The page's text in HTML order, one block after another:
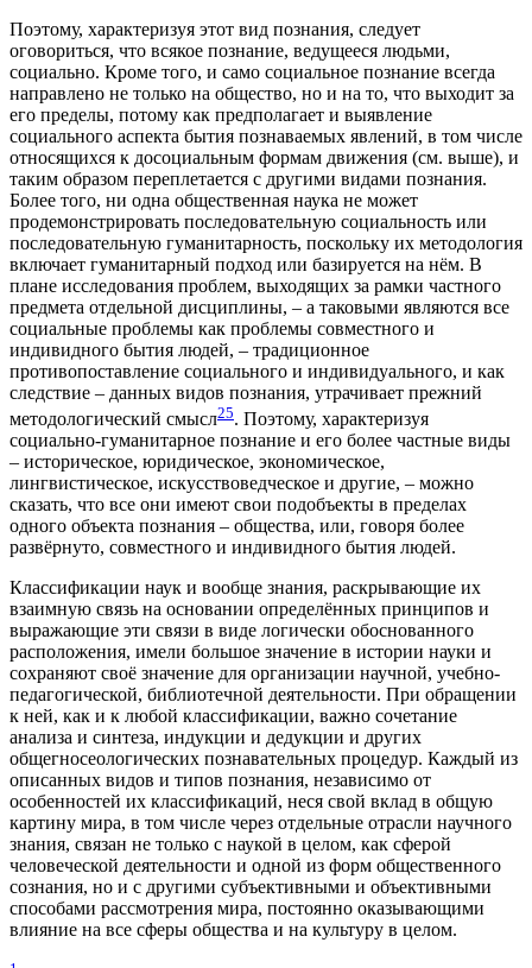
Поэтому, характеризуя этот вид познания, следует
оговориться, что всякое познание, ведущееся людьми,
социально. Кроме того, и само социальное познание всегда
направлено не только на общество, но и на то, что выходит за
его пределы, потому как предполагает и выявление
социального аспекта бытия познаваемых явлений, в том числе
относящихся к досоциальным формам движения (см. выше), и
таким образом переплетается с другими видами познания.
Более того, ни одна общественная наука не может
продемонстрировать последовательную социальность или
последовательную гуманитарность, поскольку их методология
включает гуманитарный подход или базируется на нём. В
плане исследования проблем, выходящих за рамки частного
предмета отдельной дисциплины, – а таковыми являются все
социальные проблемы как проблемы совместного и
индивидного бытия людей, – традиционное
противопоставление социального и индивидуального, и как
следствие – данных видов познания, утрачивает прежний
методологический смысл25. Поэтому, характеризуя
социально-гуманитарное познание и его более частные виды
– историческое, юридическое, экономическое,
лингвистическое, искусствоведческое и другие, – можно
сказать, что все они имеют свои подобъекты в пределах
одного объекта познания – общества, или, говоря более
развёрнуто, совместного и индивидного бытия людей.
Классификации наук и вообще знания, раскрывающие их
взаимную связь на основании определённых принципов и
выражающие эти связи в виде логически обоснованного
расположения, имели большое значение в истории науки и
сохраняют своё значение для организации научной, учебно-
педагогической, библиотечной деятельности. При обращении
к ней, как и к любой классификации, важно сочетание
анализа и синтеза, индукции и дедукции и других
общегносеологических познавательных процедур. Каждый из
описанных видов и типов познания, независимо от
особенностей их классификаций, неся свой вклад в общую
картину мира, в том числе через отдельные отрасли научного
знания, связан не только с наукой в целом, как сферой
человеческой деятельности и одной из форм общественного
сознания, но и с другими субъективными и объективными
способами рассмотрения мира, постоянно оказывающими
влияние на все сферы общества и на культуру в целом.